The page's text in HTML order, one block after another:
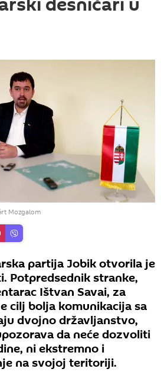
Mozgalom
partija Jobik otvorila je
Potpredsednik stranke,
Ištvan Savai, za
cilj bolja komunikacija sa
dvojno državljanstvo,
da neće dozvoliti
ni ekstremno i
na svojoj teritoriji.